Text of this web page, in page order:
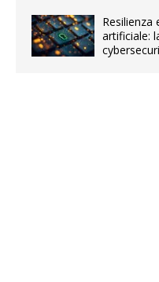
Resilienza
artificiale: